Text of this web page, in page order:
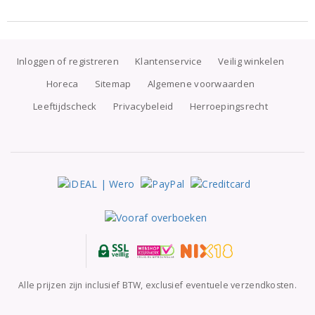
Inloggen of registreren Klantenservice
Veilig winkelen
Horeca
Sitemap
Algemene voorwaarden
Leeftijdscheck
Privacybeleid Herroepingsrecht
Alle prijzen zijn inclusief BTW, exclusief eventuele verzendkosten.